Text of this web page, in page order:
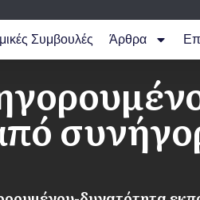
Συμβουλές Άρθρα